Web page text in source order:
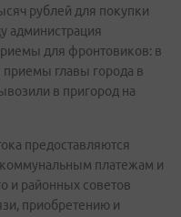
рублей для покупки
администрация
для фронтовиков: в
главы города в
в пригород на
предоставляются
платежам и
и районных советов
приобретению и